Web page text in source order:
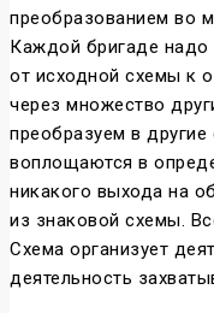
преобразованием во
Каждой бригаде надо
от исходной схемы к
через множество
преобразуем в
воплощаются в
никакого выхода на
из знаковой схемы.
Схема организует
деятельность